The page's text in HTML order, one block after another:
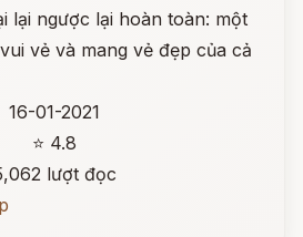
lại ngược lại hoàn toàn: một
vẻ và mang vẻ đẹp của cả
16-01-2021
⭐ 4.8
lượt đọc